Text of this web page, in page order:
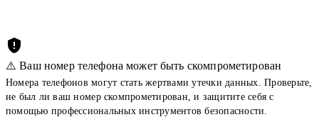
⚠️ Ваш номер телефона может быть скомпрометирован
Номера телефонов могут стать жертвами утечки данных. Проверьте,
не был ли ваш номер скомпрометирован, и защитите себя с
помощью профессиональных инструментов безопасности.